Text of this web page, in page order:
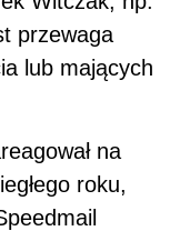
przewaga
lub mających
na
roku,